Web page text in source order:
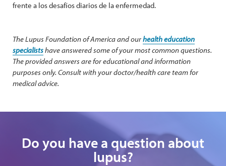
frente a los desafíos diarios de la enfermedad.
The Lupus Foundation of America and ourhealth education
specialistshave answered some of your most common questions.
The provided answers are for educational and information
purposes only. Consult with your doctor/health care team for
medical advice.
Do you have a question about
lupus?